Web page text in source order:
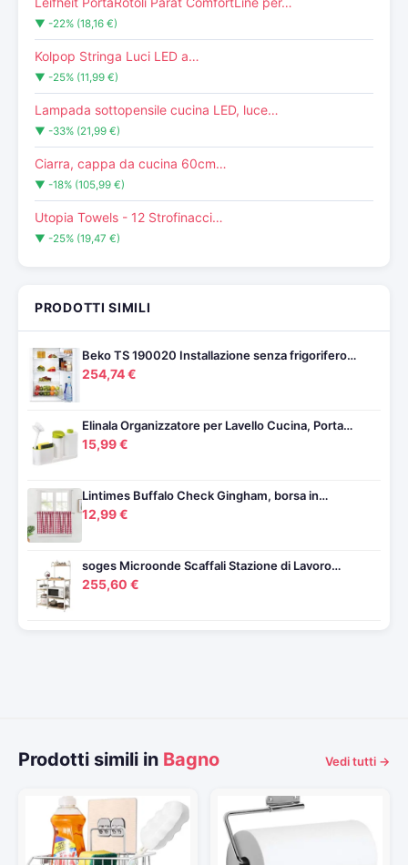
▼ -22% (18,16 €)
Kolpop Stringa Luci LED a…
▼ -25% (11,99 €)
Lampada sottopensile cucina LED, luce…
▼ -33% (21,99 €)
Ciarra, cappa da cucina 60cm…
▼ -18% (105,99 €)
Utopia Towels - 12 Strofinacci…
▼ -25% (19,47 €)
PRODOTTI SIMILI
Beko TS 190020 Installazione senza frigorifero…
254,74 €
Elinala Organizzatore per Lavello Cucina, Porta…
15,99 €
Lintimes Buffalo Check Gingham, borsa in…
12,99 €
soges Microonde Scaffali Stazione di Lavoro…
255,60 €
Prodotti simili in Bagno Vedi tutti →